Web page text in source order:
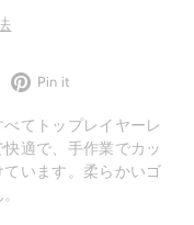
Tweet Pin it
Pinterest
てトップレイヤーレ
適で、手作業でカッ
います。柔らかいゴ